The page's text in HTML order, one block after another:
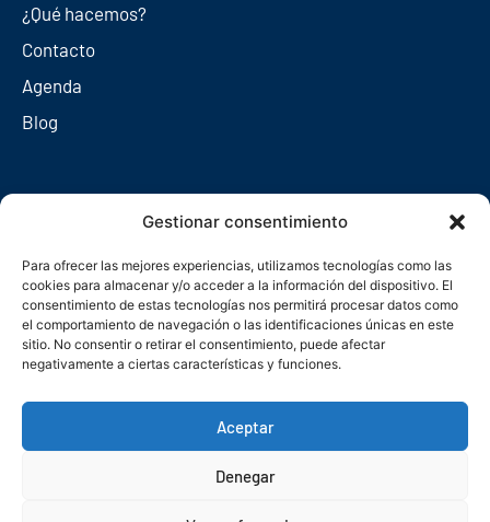
Gestionar consentimiento
Para ofrecer las mejores experiencias, utilizamos tecnologías como las
cookies para almacenar y/o acceder a la información del dispositivo. El
consentimiento de estas tecnologías nos permitirá procesar datos como
el comportamiento de navegación o las identificaciones únicas en este
sitio. No consentir o retirar el consentimiento, puede afectar
negativamente a ciertas características y funciones.
Aceptar
Denegar
¿Qué hacemos?
Contacto
Agenda
Blog
Redes sociales